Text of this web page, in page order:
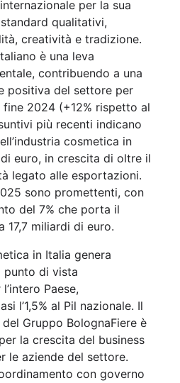
per la sua
qualitativi,
creatività e tradizione.
è una leva
contribuendo a una
positiva del settore per
2024 (+12% rispetto al
più recenti indicano
cosmetica in
euro, in crescita di oltre il
legato alle esportazioni.
sono promettenti, con
del 7% che porta il
miliardi di euro.
in Italia genera
punto di vista
Paese,
l’1,5% al Pil nazionale. Il
Gruppo BolognaFiere è
la crescita del business
le aziende del settore.
con governo